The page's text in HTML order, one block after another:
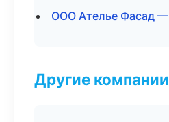
ООО Ателье Фасад
Другие компании